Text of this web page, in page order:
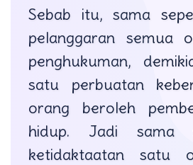
Sebab itu, sama
pelanggaran semua
penghukuman,
satu perbuatan
orang beroleh
hidup. Jadi sama
ketidaktaatan satu